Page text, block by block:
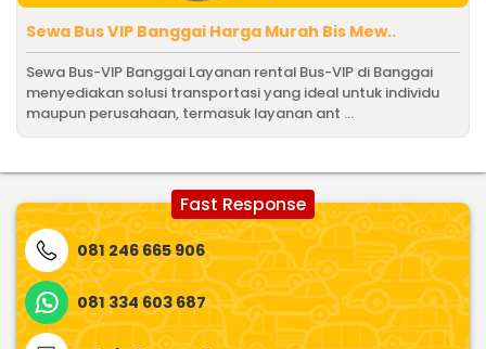
Sewa Bus VIP Banggai Harga Murah Bis Mew..
Sewa Bus-VIP Banggai Layanan rental Bus-VIP di Banggai
menyediakan solusi transportasi yang ideal untuk individu
maupun perusahaan, termasuk layanan ant ...
Fast Response
081 246 665 906
081 334 603 687